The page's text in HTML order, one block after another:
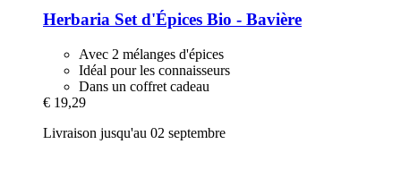
Herbaria Set d'Épices Bio -​ Bavière
Avec 2 mélanges d'épices
Idéal pour les connaisseurs
Dans un coffret cadeau
€ 19,29
Livraison jusqu'au 02 septembre